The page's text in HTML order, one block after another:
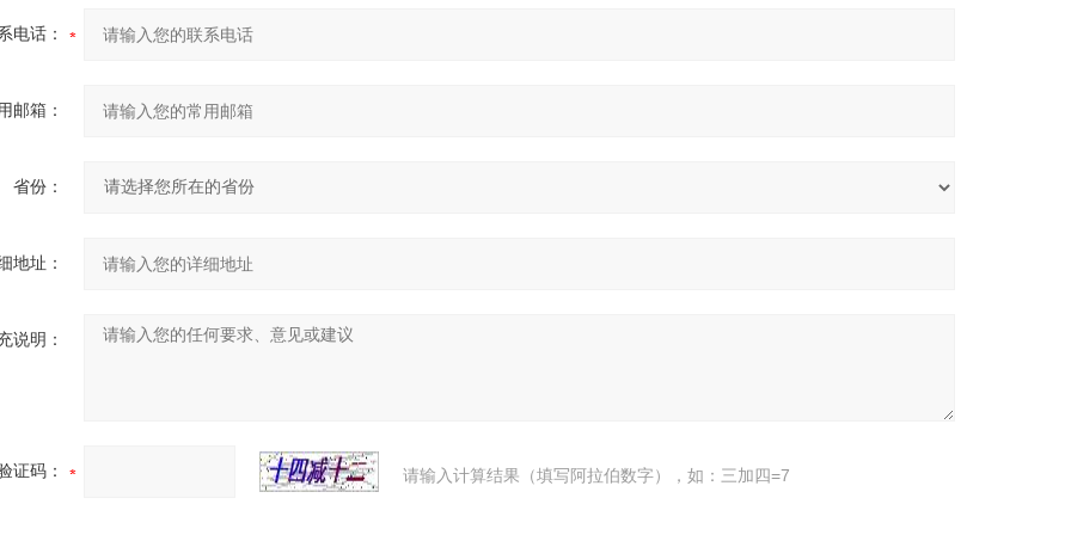
电话：
邮箱：
省份：
地址：
说明：
证码： 请输入计算结果（填写阿拉伯数字），如：三加四=7